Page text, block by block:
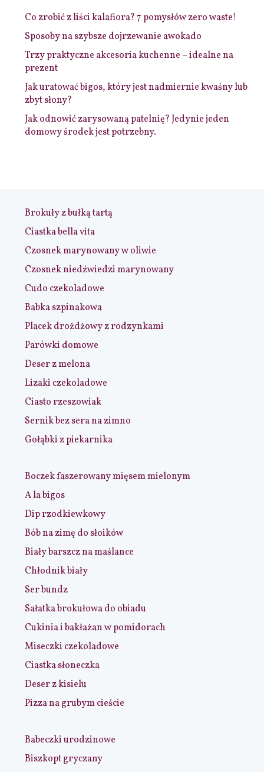
Co zrobić z liści kalafiora? 7 pomysłów zero waste!
Sposoby na szybsze dojrzewanie awokado
Trzy praktyczne akcesoria kuchenne – idealne na
prezent
Jak uratować bigos, który jest nadmiernie kwaśny lub
zbyt słony?
Jak odnowić zarysowaną patelnię? Jedynie jeden
domowy środek jest potrzebny.
Brokuły z bułką tartą
Ciastka bella vita
Czosnek marynowany w oliwie
Czosnek niedźwiedzi marynowany
Cudo czekoladowe
Babka szpinakowa
Placek drożdżowy z rodzynkami
Parówki domowe
Deser z melona
Lizaki czekoladowe
Ciasto rzeszowiak
Sernik bez sera na zimno
Gołąbki z piekarnika
Boczek faszerowany mięsem mielonym
A la bigos
Dip rzodkiewkowy
Bób na zimę do słoików
Biały barszcz na maślance
Chłodnik biały
Ser bundz
Sałatka brokułowa do obiadu
Cukinia i bakłażan w pomidorach
Miseczki czekoladowe
Ciastka słoneczka
Deser z kisielu
Pizza na grubym cieście
Babeczki urodzinowe
Biszkopt gryczany